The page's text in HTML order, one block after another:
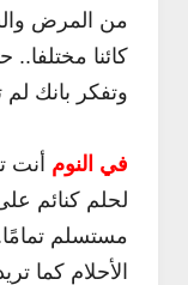
من المرض
كائنا
وتفكر بانك
في النوم أنت
لحلم كنائم
مستسلم
الأحلام كما